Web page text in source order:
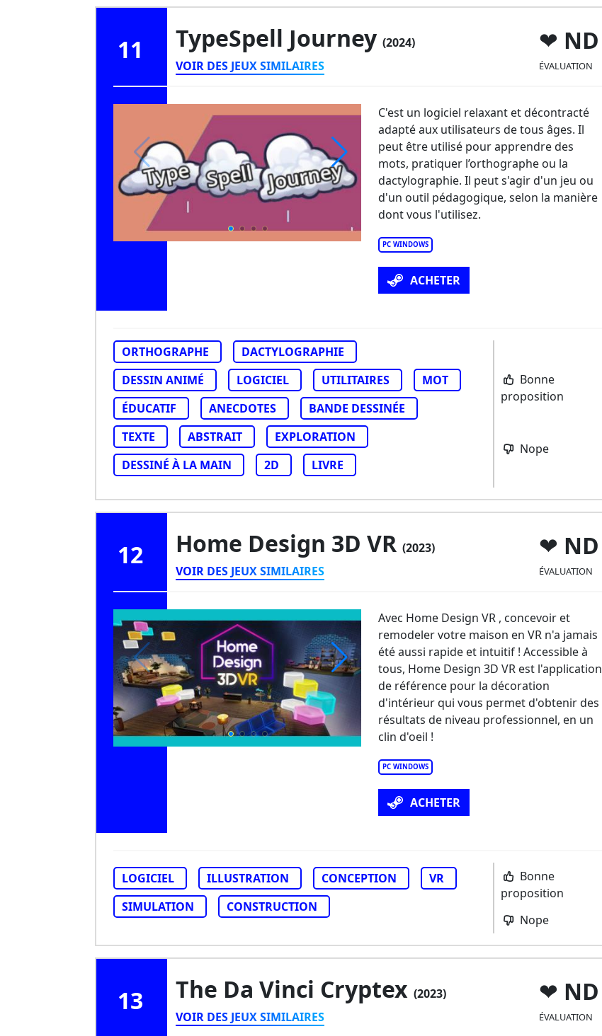
11 TypeSpell Journey (2024)
VOIR DES JEUX SIMILAIRES
ND
ÉVALUATION
PC WINDOWS
C'est un logiciel relaxant et décontracté
adapté aux utilisateurs de tous âges. Il
peut être utilisé pour apprendre des
mots, pratiquer l’orthographe ou la
dactylographie. Il peut s'agir d'un jeu ou
d'un outil pédagogique, selon la manière
dont vous l'utilisez.
ACHETER
ORTHOGRAPHE
DACTYLOGRAPHIE
DESSIN ANIMÉ
LOGICIEL UTILITAIRES
MOT
ÉDUCATIF
ANECDOTES
BANDE DESSINÉE
TEXTE
ABSTRAIT
EXPLORATION
DESSINÉ À LA MAIN
2D LIVRE
Bonne
proposition
Nope
12 Home Design 3D VR (2023)
VOIR DES JEUX SIMILAIRES
ND
ÉVALUATION
PC WINDOWS
Avec Home Design VR , concevoir et
remodeler votre maison en VR n'a jamais
été aussi rapide et intuitif ! Accessible à
tous, Home Design 3D VR est l'application
de référence pour la décoration
d'intérieur qui vous permet d'obtenir des
résultats de niveau professionnel, en un
clin d'oeil !
ACHETER
LOGICIEL ILLUSTRATION CONCEPTION
VR
SIMULATION
CONSTRUCTION
Bonne
proposition
Nope
13 The Da Vinci Cryptex (2023)
VOIR DES JEUX SIMILAIRES
ND
ÉVALUATION